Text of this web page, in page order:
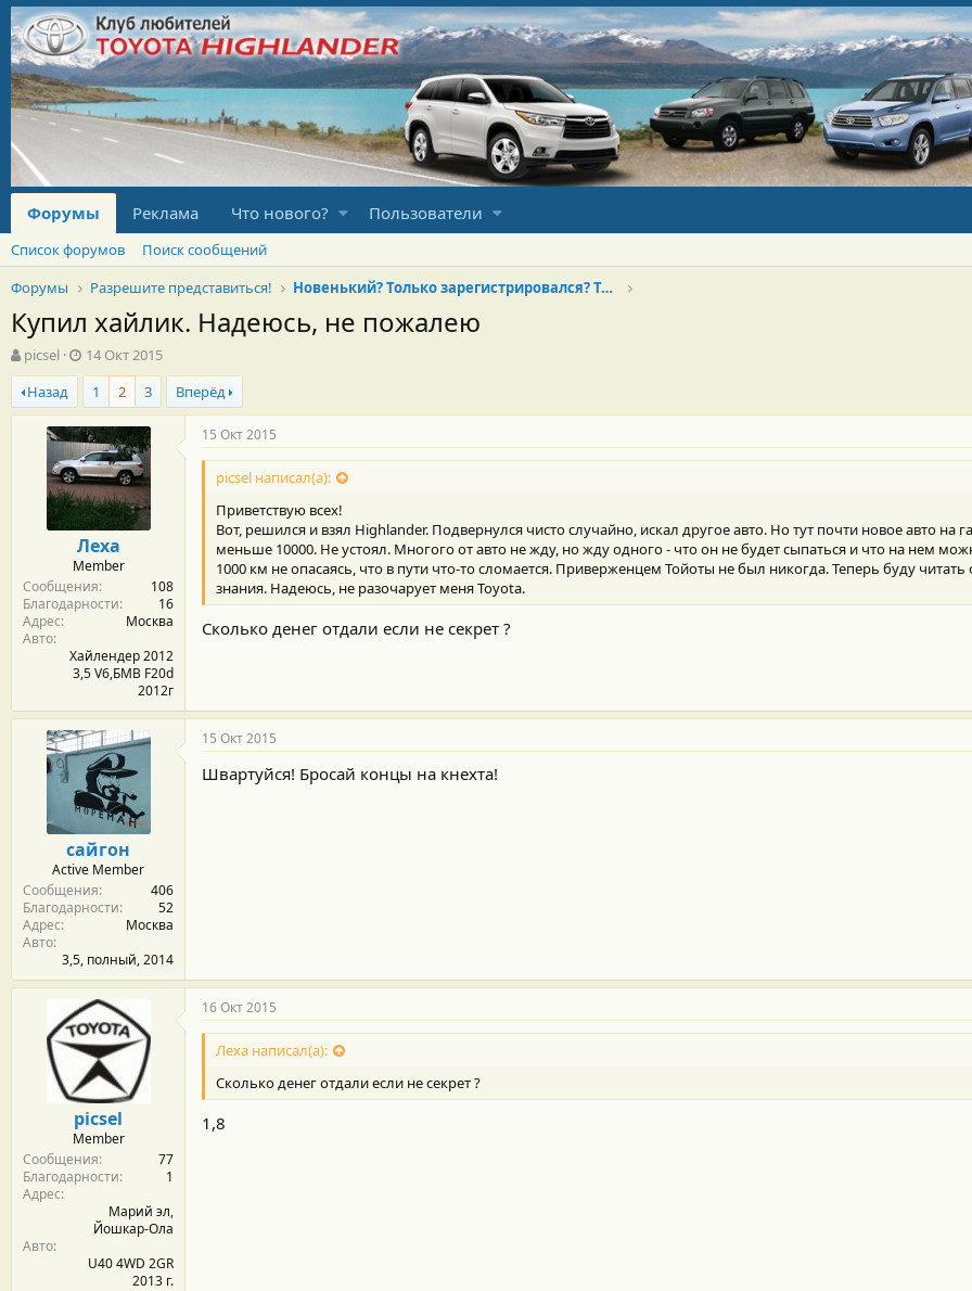
Форумы Реклама Что нового? Пользователи
Список форумов
Поиск сообщений
Форумы
Разрешите представиться! Новенький? Только зарегистрировался? Тебе сюда!
Купил хайлик. Надеюсь, не пожалею
А
в
т
о
picsel
Д
а
а
н
а
ч
а
л
а
14 Окт 2015
Назад
1 2 3 Вперёд
Леха
Member
Сообщения
108
Благодарности
16
Адрес
Москва
Авто
Хайлендер 2012
3,5 V6,БМВ F20d
2012г
15 Окт 2015
picsel написал(а):
Приветствую всех!
Вот, решился и взял Highlander. Подвернулся чисто случайно, искал другое авто. Но тут почти новое авто на
меньше 10000. Не устоял. Многого от авто не жду, но жду одного - что он не будет сыпаться и что на нем
1000 км не опасаясь, что в пути что-то сломается. Приверженцем Тойоты не был никогда. Теперь буду
знания. Надеюсь, не разочарует меня Toyota.
Сколько денег отдали если не секрет ?
сайгон
Active Member
Сообщения
406
Благодарности
52
Адрес
Москва
Авто
3,5, полный, 2014
15 Окт 2015
Швартуйся! Бросай концы на кнехта!
picsel
Member
Сообщения
77
Благодарности
1
Адрес
Марий эл,
Йошкар-Ола
Авто
U40 4WD 2GR
2013 г.
16 Окт 2015
Леха написал(а):
Сколько денег отдали если не секрет ?
1,8